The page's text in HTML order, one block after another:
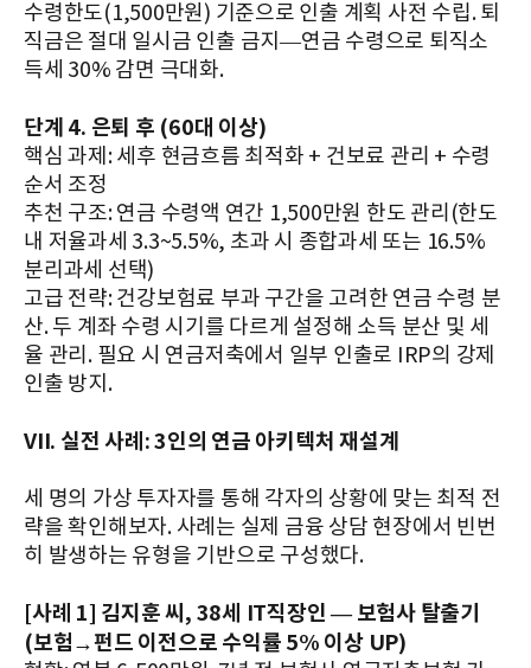
수령한도(1,500만원) 기준으로 인출 계획 사전 수립. 퇴
직금은 절대 일시금 인출 금지—연금 수령으로 퇴직소
득세 30% 감면 극대화.
단계 4. 은퇴 후 (60대 이상)
핵심 과제: 세후 현금흐름 최적화 + 건보료 관리 + 수령
순서 조정
추천 구조: 연금 수령액 연간 1,500만원 한도 관리(한도
내 저율과세 3.3~5.5%, 초과 시 종합과세 또는 16.5%
분리과세 선택)
고급 전략: 건강보험료 부과 구간을 고려한 연금 수령 분
산. 두 계좌 수령 시기를 다르게 설정해 소득 분산 및 세
율 관리. 필요 시 연금저축에서 일부 인출로 IRP의 강제
인출 방지.
VII. 실전 사례: 3인의 연금 아키텍처 재설계
세 명의 가상 투자자를 통해 각자의 상황에 맞는 최적 전
략을 확인해보자. 사례는 실제 금융 상담 현장에서 빈번
히 발생하는 유형을 기반으로 구성했다.
[사례 1] 김지훈 씨, 38세 IT직장인 — 보험사 탈출기
(보험→펀드 이전으로 수익률 5% 이상 UP)